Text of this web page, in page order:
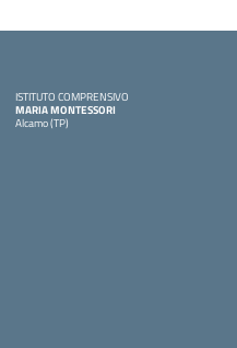
ISTITUTO COMPRENSIVO
MARIA MONTESSORI
Alcamo (TP)